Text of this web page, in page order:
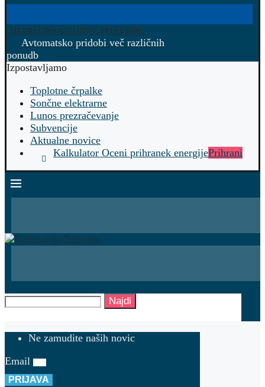
HITRO DO UGODNE PONUDBE
Avtomatsko pridobi več različnih
ponudb
Izpostavljamo
Toplotne črpalke
Sončne elektrarne
Lunos prezračevanje
Subvencije
Aktualne novice
Kalkulator Oceni prihranek energijePrihrani
Najdi
Ne zamudite naših novic
Email
PRIJAVA